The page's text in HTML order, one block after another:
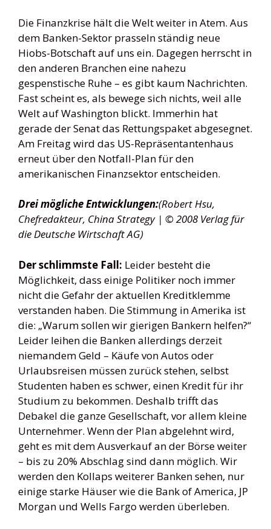
Die Finanzkrise hält die Welt weiter in Atem. Aus
dem Banken-Sektor prasseln ständig neue
Hiobs-Botschaft auf uns ein. Dagegen herrscht in
den anderen Branchen eine nahezu
gespenstische Ruhe – es gibt kaum Nachrichten.
Fast scheint es, als bewege sich nichts, weil alle
Welt auf Washington blickt. Immerhin hat
gerade der Senat das Rettungspaket abgesegnet.
Am Freitag wird das US-Repräsentantenhaus
erneut über den Notfall-Plan für den
amerikanischen Finanzsektor entscheiden.
Drei mögliche Entwicklungen:(Robert Hsu,
Chefredakteur, China Strategy | © 2008 Verlag für
die Deutsche Wirtschaft AG)
Der schlimmste Fall: Leider besteht die
Möglichkeit, dass einige Politiker noch immer
nicht die Gefahr der aktuellen Kreditklemme
verstanden haben. Die Stimmung in Amerika ist
die: „Warum sollen wir gierigen Bankern helfen?“
Leider leihen die Banken allerdings derzeit
niemandem Geld – Käufe von Autos oder
Urlaubsreisen müssen zurück stehen, selbst
Studenten haben es schwer, einen Kredit für ihr
Studium zu bekommen. Deshalb trifft das
Debakel die ganze Gesellschaft, vor allem kleine
Unternehmer. Wenn der Plan abgelehnt wird,
geht es mit dem Ausverkauf an der Börse weiter
– bis zu 20% Abschlag sind dann möglich. Wir
werden den Kollaps weiterer Banken sehen, nur
einige starke Häuser wie die Bank of America, JP
Morgan und Wells Fargo werden überleben.